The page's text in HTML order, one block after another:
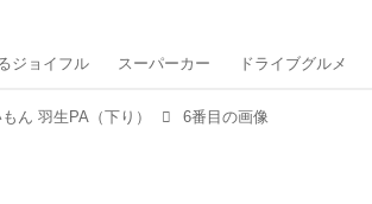
ジョイフル スーパーカー ドライブグルメ
ん 羽生PA（下り） 6番目の画像